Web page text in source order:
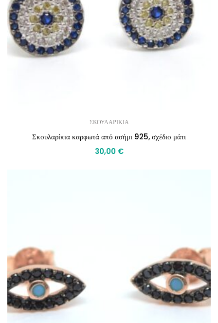
ΣΚΟΥΛΑΡΙΚΙΑ
Σκουλαρίκια καρφωτά από ασήμι 925, σχέδιο μάτι
30,00 €